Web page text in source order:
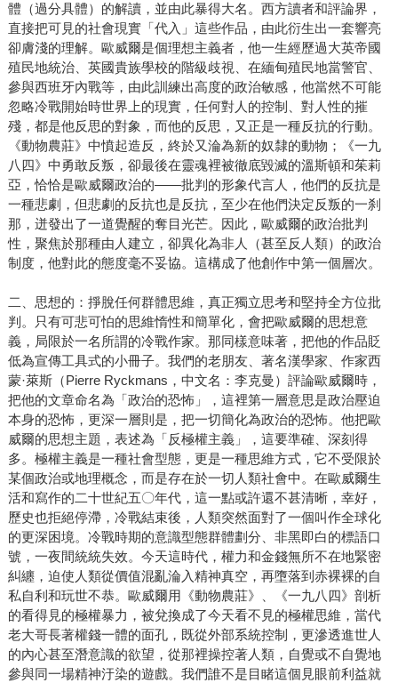
體（過分具體）的解讀，並由此暴得大名。西方讀者和評論界，
直接把可見的社會現實「代入」這些作品，由此衍生出一套響亮
卻膚淺的理解。歐威爾是個理想主義者，他一生經歷過大英帝國
殖民地統治、英國貴族學校的階級歧視、在緬甸殖民地當警官、
參與西班牙內戰等，由此訓練出高度的政治敏感，他當然不可能
忽略冷戰開始時世界上的現實，任何對人的控制、對人性的摧
殘，都是他反思的對象，而他的反思，又正是一種反抗的行動。
《動物農莊》中憤起造反，終於又淪為新的奴隸的動物；《一九
八四》中勇敢反叛，卻最後在靈魂裡被徹底毀滅的溫斯頓和茱莉
亞，恰恰是歐威爾政治的——批判的形象代言人，他們的反抗是
一種悲劇，但悲劇的反抗也是反抗，至少在他們決定反叛的一刹
那，迸發出了一道覺醒的奪目光芒。因此，歐威爾的政治批判
性，聚焦於那種由人建立，卻異化為非人（甚至反人類）的政治
制度，他對此的態度毫不妥協。這構成了他創作中第一個層次。
二、思想的：掙脫任何群體思維，真正獨立思考和堅持全方位批
判。只有可悲可怕的思維惰性和簡單化，會把歐威爾的思想意
義，局限於一名所謂的冷戰作家。那同樣意味著，把他的作品貶
低為宣傳工具式的小冊子。我們的老朋友、著名漢學家、作家西
蒙·萊斯（Pierre Ryckmans，中文名：李克曼）評論歐威爾時，
把他的文章命名為「政治的恐怖」，這裡第一層意思是政治壓迫
本身的恐怖，更深一層則是，把一切簡化為政治的恐怖。他把歐
威爾的思想主題，表述為「反極權主義」，這要準確、深刻得
多。極權主義是一種社會型態，更是一種思維方式，它不受限於
某個政治或地理概念，而是存在於一切人類社會中。在歐威爾生
活和寫作的二十世紀五〇年代，這一點或許還不甚清晰，幸好，
歷史也拒絕停滯，冷戰結束後，人類突然面對了一個叫作全球化
的更深困境。冷戰時期的意識型態群體劃分、非黑即白的標語口
號，一夜間統統失效。今天這時代，權力和金錢無所不在地緊密
糾纏，迫使人類從價值混亂淪入精神真空，再墮落到赤裸裸的自
私自利和玩世不恭。歐威爾用《動物農莊》、《一九八四》剖析
的看得見的極權暴力，被兌換成了今天看不見的極權思維，當代
老大哥長著權錢一體的面孔，既從外部系統控制，更滲透進世人
的內心甚至潛意識的欲望，從那裡操控著人類，自覺或不自覺地
參與同一場精神汙染的遊戲。我們誰不是目睹這個見眼前利益就